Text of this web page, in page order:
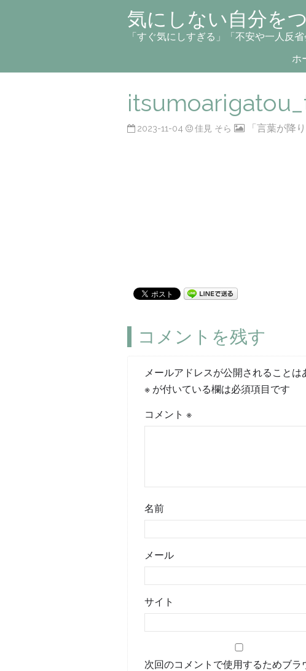
気にしない自分を
「すぐ気にしすぎる」「不安や一人反
ホ
2023-11-04 佳見 そら 「言葉が降
コメントを残す
メールアドレスが公開されることは
※ が付いている欄は必須項目です
コメント※
名前
メール
サイト
次回のコメントで使用するためブ